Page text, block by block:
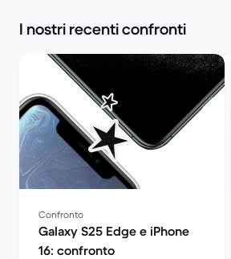
I nostri recenti confronti
Confronto
Galaxy S25 Edge e iPhone
16: confronto